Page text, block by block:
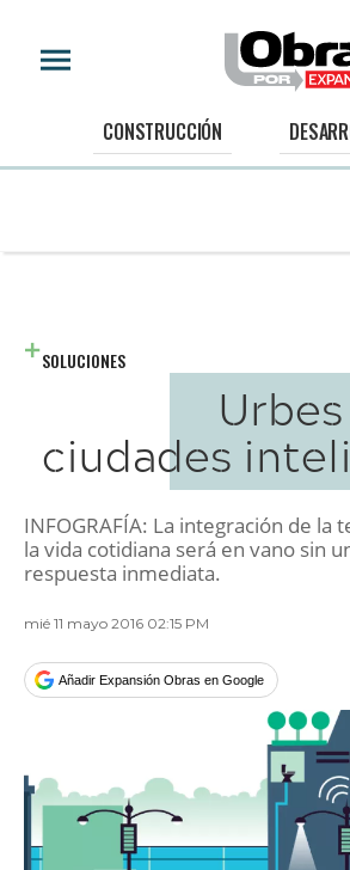
CONSTRUCCIÓN
SOLUCIONES
ciudades
INFOGRAFÍA: La integración de la
la vida cotidiana será en vano sin
respuesta inmediata.
mié 11 mayo 2016 02:15 PM
Añadir Expansión Obras en Google